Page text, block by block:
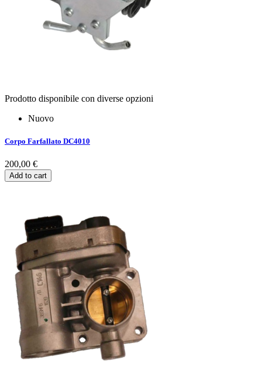
Prodotto disponibile con diverse opzioni
Nuovo
Corpo Farfallato DC4010
200,00 €
Add to cart